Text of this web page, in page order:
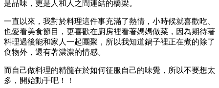
是品味，更是人和人之間連結的橋梁。
一直以來，我對於料理這件事充滿了熱情，小時候就喜歡吃、
也愛看美食節目，更喜歡在廚房裡看著媽媽做菜，因為期待著
料理過後能和家人一起團聚，所以我知道鍋子裡正在煮的除了
食物外，還有著濃濃的情感。
而自己做料理的精髓在於如何征服自己的味覺，所以不要想太
多，開始動手吧！！